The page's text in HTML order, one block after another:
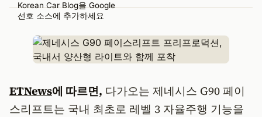
Korean Car Blog을 Google
선호 소스에 추가하세요
ETNews에 따르면, 다가오는 제네시스 G90 페이
스리프트는 국내 최초로 레벨 3 자율주행 기능을